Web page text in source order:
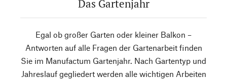
Das Gartenjahr
Egal ob großer Garten oder kleiner Balkon –
Antworten auf alle Fragen der Gartenarbeit finden
Sie im Manufactum Gartenjahr. Nach Gartentyp und
Jahreslauf gegliedert werden alle wichtigen Arbeiten